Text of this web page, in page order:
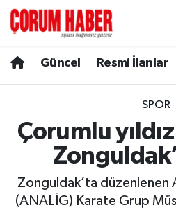
Güncel Resmi İlanlar
SPOR
Çorumlu
Zonguldak’ta düzenlenen
(ANALİG) Karate Grup
Spor
Resmi İlanlar
Alaca
Bayat
Hava Durumu
Çorum Namaz Vakitleri
Trafik Durumu
Süper Lig Puan Durumu